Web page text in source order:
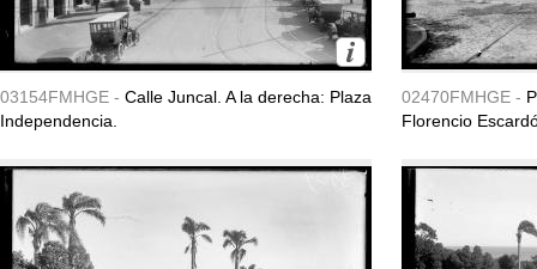
03154FMHGE - Calle Juncal. A la derecha: Plaza
Independencia.
02470FMHGE -
Florencio